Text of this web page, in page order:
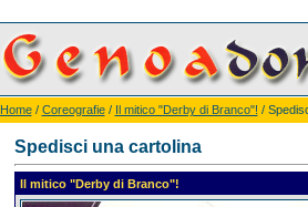
Home/ Coreografie/ Il mitico "Derby di Branco"! /
Spedisci una cartolina
Il mitico "Derby di Branco"!